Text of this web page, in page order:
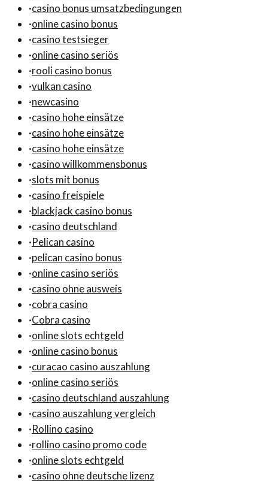
·casino bonus umsatzbedingungen
·online casino bonus
·casino testsieger
·online casino seriös
·rooli casino bonus
·vulkan casino
·newcasino
·casino hohe einsätze
·casino hohe einsätze
·casino hohe einsätze
·casino willkommensbonus
·slots mit bonus
·casino freispiele
·blackjack casino bonus
·casino deutschland
·Pelican casino
·pelican casino bonus
·online casino seriös
·casino ohne ausweis
·cobra casino
·Cobra casino
·online slots echtgeld
·online casino bonus
·curacao casino auszahlung
·online casino seriös
·casino deutschland auszahlung
·casino auszahlung vergleich
·Rollino casino
·rollino casino promo code
·online slots echtgeld
·casino ohne deutsche lizenz